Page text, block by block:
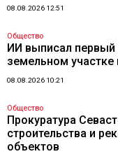
08.08.2026 12:51
Общество
ИИ выписал первый
земельном
08.08.2026 10:21
Общество
Прокуратура
строительства и
объектов